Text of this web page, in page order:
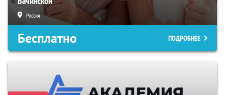
Россия
Бесплатно ПОДРОБНЕЕ